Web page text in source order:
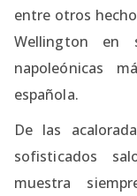
entre otros
Wellington en
napoleónicas
española.
De las
sofisticados
muestra